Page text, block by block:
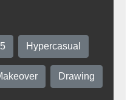
Hypercasual
Drawing